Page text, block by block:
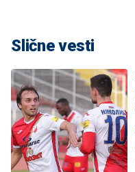
Slične vesti